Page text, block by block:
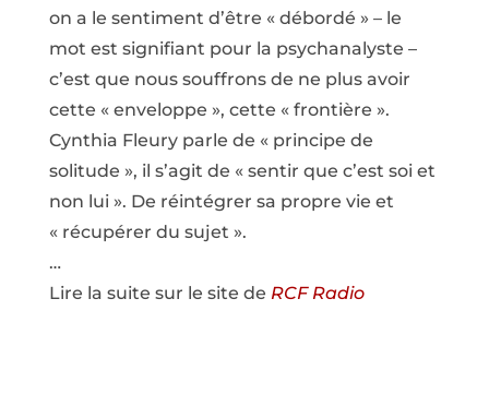
on a le sentiment d’être « débordé » – le
mot est signifiant pour la psychanalyste –
c’est que nous souffrons de ne plus avoir
cette « enveloppe », cette « frontière ».
Cynthia Fleury parle de « principe de
solitude », il s’agit de « sentir que c’est soi et
non lui ». De réintégrer sa propre vie et
« récupérer du sujet ».
…
Lire la suite sur le site de RCF Radio